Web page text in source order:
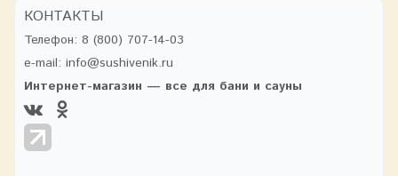
КОНТАКТЫ
Телефон: 8 (800) 707-14-03
e-mail: info@sushivenik.ru
Интернет-магазин — все для бани и сауны